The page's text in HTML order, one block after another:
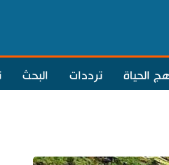
الحياة ترددات البحث